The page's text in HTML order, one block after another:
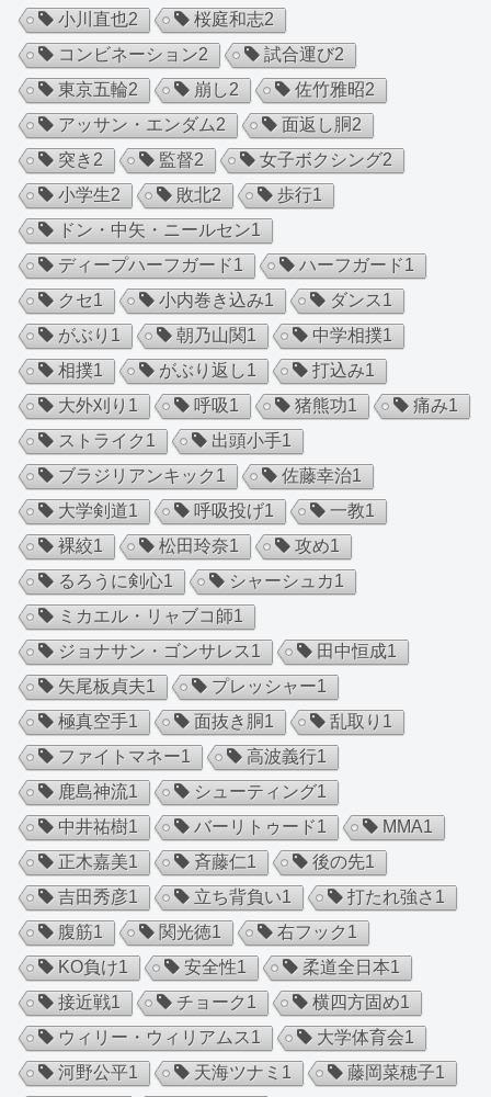
小川直也2 桜庭和志2
コンビネーション2 試合運び2
東京五輪2 崩し2 佐竹雅昭2
アッサン・エンダム2 面返し胴 2
突き 2 監督2 女子ボクシング2
小学生2 敗北2 歩行1
ドン・中矢・ニールセン1
ディープハーフガード1 ハーフガード1
クセ1 小内巻き込み1 ダンス1
がぶり 1 朝乃山関1 中学相撲1
相撲1 がぶり返し1 打込み1
大外刈り 1 呼吸1 猪熊功1 痛み1
ストライク1 出頭小手1
ブラジリアンキック1 佐藤幸治1
大学剣道1 呼吸投げ1 一教1
裸絞1 松田玲奈1 攻め1
るろうに剣心1 シャーシュカ1
ミカエル・リャブコ師1
ジョナサン・ゴンサレス1 田中恒成1
矢尾板貞夫1 プレッシャー1
極真空手1 面抜き胴 1 乱取り 1
ファイトマネー1 高波義行1
鹿島神流1 シューティング1
中井祐樹1 バーリトゥード1 MMA1
正木嘉美1 斉藤仁1 後の先1
吉田秀彦1 立ち背負い1 打たれ強さ 1
腹筋1 関光徳1 右フック1
KO負け1 安全性1 柔道全日本1
接近戦1 チョーク1 横四方固め1
ウィリー・ウィリアムス1 大学体育会1
河野公平1 天海ツナミ 1 藤岡菜穂子1